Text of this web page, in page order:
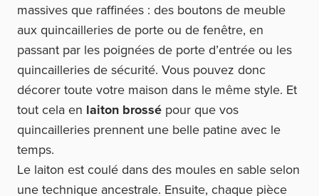
massives que raffinées : des boutons de meuble
aux quincailleries de porte ou de fenêtre, en
passant par les poignées de porte d’entrée ou les
quincailleries de sécurité. Vous pouvez donc
décorer toute votre maison dans le même style. Et
tout cela en laiton brossé pour que vos
quincailleries prennent une belle patine avec le
temps.
Le laiton est coulé dans des moules en sable selon
une technique ancestrale. Ensuite, chaque pièce